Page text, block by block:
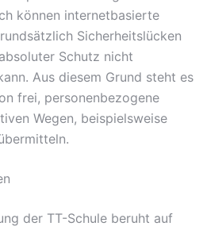
können internetbasierte
Sicherheitslücken
Schutz nicht
Aus diesem Grund steht es
frei, personenbezogene
Wegen, beispielsweise
der TT-Schule beruht auf